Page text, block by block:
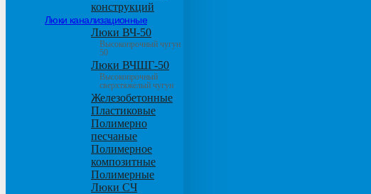
конструкций
Люки канализационные
Люки ВЧ-50
Высокопрочный чугун
50
Люки ВЧШГ-50
Высокопрочный
сверхтяжелый чугун
Железобетонные
Пластиковые
Полимерно
песчаные
Полимерное
композитные
Полимерные
Люки СЧ